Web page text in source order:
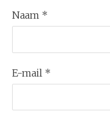
Naam *
E-mail *